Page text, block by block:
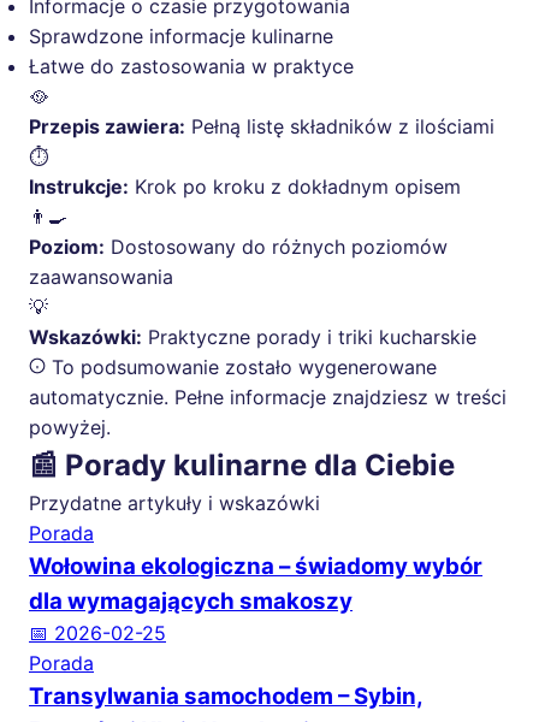
Informacje o czasie przygotowania
Sprawdzone informacje kulinarne
Łatwe do zastosowania w praktyce
🥘
Przepis zawiera: Pełną listę składników z ilościami
⏱️
Instrukcje: Krok po kroku z dokładnym opisem
👨‍🍳
Poziom: Dostosowany do różnych poziomów
zaawansowania
💡
Wskazówki: Praktyczne porady i triki kucharskie
To podsumowanie zostało wygenerowane
automatycznie. Pełne informacje znajdziesz w treści
powyżej.
📰 Porady kulinarne dla Ciebie
Przydatne artykuły i wskazówki
Porada
Wołowina ekologiczna – świadomy wybór
dla wymagających smakoszy
📅 2026-02-25
Porada
Transylwania samochodem – Sybin,